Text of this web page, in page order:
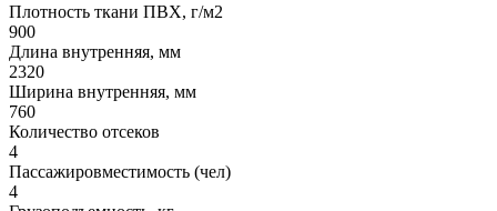
Плотность ткани ПВХ, г/м2
900
Длина внутренняя, мм
2320
Ширина внутренняя, мм
760
Количество отсеков
4
Пассажировместимость (чел)
4